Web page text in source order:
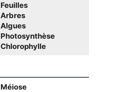
Feuilles
Arbres
Algues
Photosynthèse
Chlorophylle
Méiose